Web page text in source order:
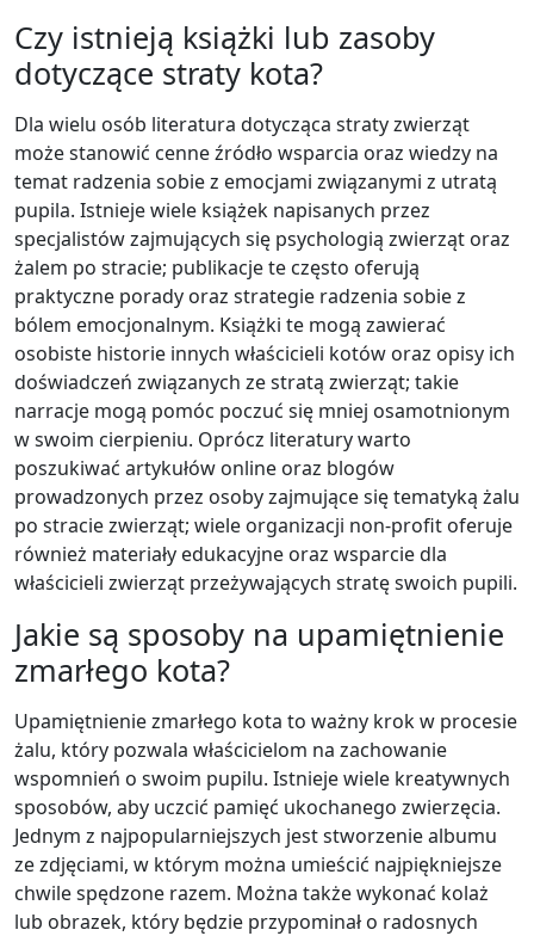
Czy istnieją książki lub zasoby
dotyczące straty kota?
Dla wielu osób literatura dotycząca straty zwierząt
może stanowić cenne źródło wsparcia oraz wiedzy na
temat radzenia sobie z emocjami związanymi z utratą
pupila. Istnieje wiele książek napisanych przez
specjalistów zajmujących się psychologią zwierząt oraz
żalem po stracie; publikacje te często oferują
praktyczne porady oraz strategie radzenia sobie z
bólem emocjonalnym. Książki te mogą zawierać
osobiste historie innych właścicieli kotów oraz opisy ich
doświadczeń związanych ze stratą zwierząt; takie
narracje mogą pomóc poczuć się mniej osamotnionym
w swoim cierpieniu. Oprócz literatury warto
poszukiwać artykułów online oraz blogów
prowadzonych przez osoby zajmujące się tematyką żalu
po stracie zwierząt; wiele organizacji non-profit oferuje
również materiały edukacyjne oraz wsparcie dla
właścicieli zwierząt przeżywających stratę swoich pupili.
Jakie są sposoby na upamiętnienie
zmarłego kota?
Upamiętnienie zmarłego kota to ważny krok w procesie
żalu, który pozwala właścicielom na zachowanie
wspomnień o swoim pupilu. Istnieje wiele kreatywnych
sposobów, aby uczcić pamięć ukochanego zwierzęcia.
Jednym z najpopularniejszych jest stworzenie albumu
ze zdjęciami, w którym można umieścić najpiękniejsze
chwile spędzone razem. Można także wykonać kolaż
lub obrazek, który będzie przypominał o radosnych